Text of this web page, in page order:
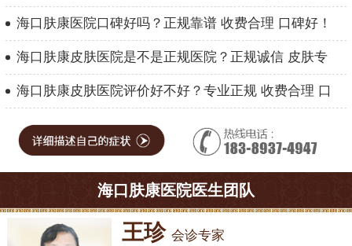
海口肤康医院口碑好吗？正规靠谱 收费合理 口碑好！
海口肤康皮肤医院是不是正规医院？正规诚信 皮肤专
海口肤康皮肤医院评价好不好？专业正规 收费合理 口
海口肤康医院医生团队
王珍 会诊专家